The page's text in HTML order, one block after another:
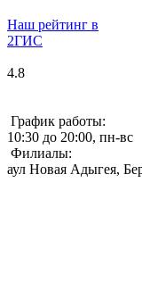
Наш рейтинг в
2ГИС
4.8
График работы:
10:30 до 20:00, пн-вс
Филиалы:
аул Новая Адыгея,